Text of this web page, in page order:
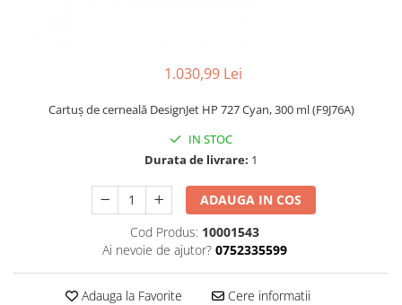
1.030,99 Lei
Cartuş de cerneală DesignJet HP 727 Cyan, 300 ml (F9J76A)
IN STOC
Durata de livrare: 1
ADAUGA IN COS
Cod Produs: 10001543
Ai nevoie de ajutor? 0752335599
Adauga la Favorite Cere informatii